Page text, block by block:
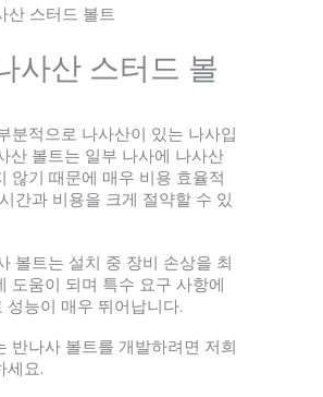
사산 스터드 볼
분적으로 나사산이 있는 나사입
산 볼트는 일부 나사에 나사산
않기 때문에 매우 비용 효율적
간과 비용을 크게 절약할 수 있
볼트는 설치 중 장비 손상을 최
도움이 되며 특수 요구 사항에
성능이 매우 뛰어납니다.
반나사 볼트를 개발하려면 저희
세요.